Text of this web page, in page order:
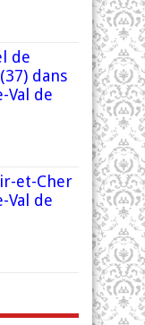
de
dans
Val de
et-Cher
Val de